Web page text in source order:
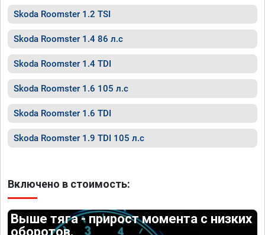
Skoda Roomster 1.2 TSI
Skoda Roomster 1.4 86 л.с
Skoda Roomster 1.4 TDI
Skoda Roomster 1.6 105 л.с
Skoda Roomster 1.6 TDI
Skoda Roomster 1.9 TDI 105 л.с
Включено в стоимость:
Выше тяга - прирост момента с низких
оборотов.